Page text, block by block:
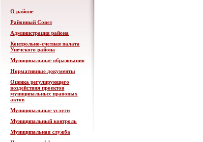
О районе
Районный Совет
Администрация района
Контрольно-счетная палата
Унечского района
Муниципальные образования
Нормативные документы
Оценка регулирующего
воздействия проектов
муниципальных правовых
актов
Муниципальные услуги
Муниципальный контроль
Муниципальная служба